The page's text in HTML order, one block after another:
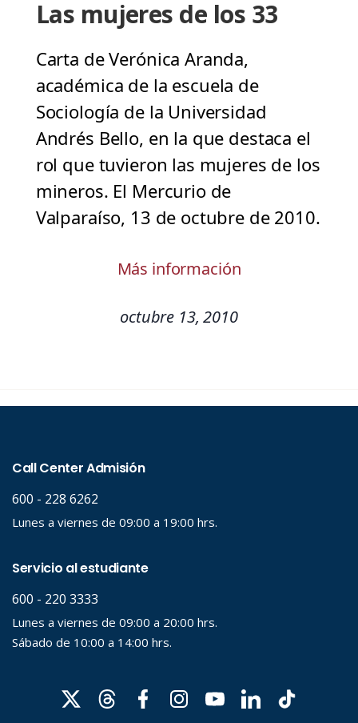
Las mujeres de los 33
Carta de Verónica Aranda,
académica de la escuela de
Sociología de la Universidad
Andrés Bello, en la que destaca el
rol que tuvieron las mujeres de los
mineros. El Mercurio de
Valparaíso, 13 de octubre de 2010.
Más información
octubre 13, 2010